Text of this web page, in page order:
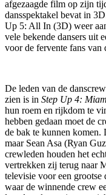
afgezaagde film op zijn
dansspektakel bevat in
Up 5: All In (3D) weer
vele bekende dansers uit
voor de fervente fans van
De leden van de
zien is in Step Up 4:
hun roem en rijkdom te
hebben gedaan moet de
de bak te kunnen komen.
maar Sean Asa (Ryan
crewleden houden het
vertrekken zij terug naar
televisie voor een
waar de winnende crew